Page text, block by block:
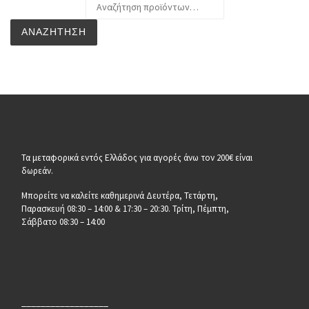
ΑΝΑΖΉΤΗΣΗ
Τα μεταφορικά εντός Ελλάδος για αγορές άνω τον 200€ είναι
δωρεάν.
Μπορείτε να καλείτε καθημερινά Δευτέρα, Τετάρτη,
Παρασκευή 08:30 – 14:00 & 17:30 – 20:30. Τρίτη, Πέμπτη,
Σάββατο 08:30 – 14:00